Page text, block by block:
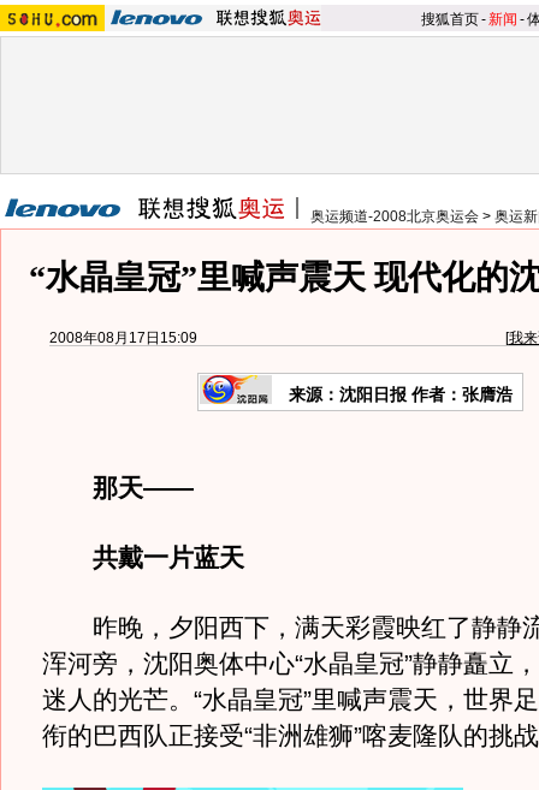
搜狐首页-新闻 -
奥运频道-2008北京奥运会 > 奥运
“水晶皇冠”里喊声震天 现代化的
2008年08月17日15:09 [我
来源：沈阳日报 作者：张膺浩
那天——
共戴一片蓝天
昨晚，夕阳西下，满天彩霞映红了静静
浑河旁，沈阳奥体中心“水晶皇冠”静静矗立
迷人的光芒。“水晶皇冠”里喊声震天，世界
衔的巴西队正接受“非洲雄狮”喀麦隆队的挑